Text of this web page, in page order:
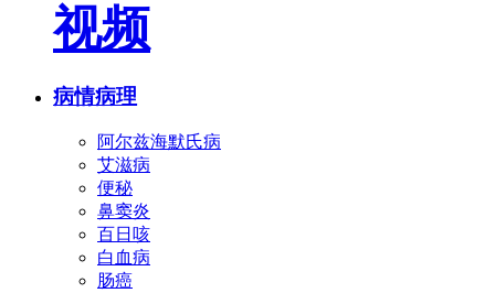
视频
病情病理
阿尔兹海默氏病
艾滋病
便秘
鼻窦炎
百日咳
白血病
肠癌